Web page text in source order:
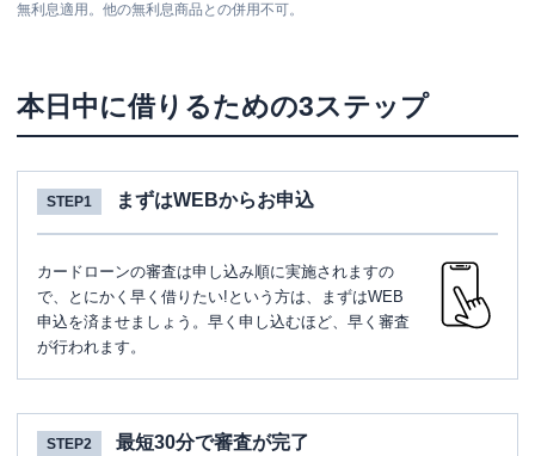
無利息適用。他の無利息商品との併用不可。
本日中に借りるための3ステップ
STEP1 まずはWEBからお申込
カードローンの審査は申し込み順に実施されますの
で、とにかく早く借りたい!という方は、まずはWEB
申込を済ませましょう。早く申し込むほど、早く審査
が行われます。
STEP2 最短30分で審査が完了